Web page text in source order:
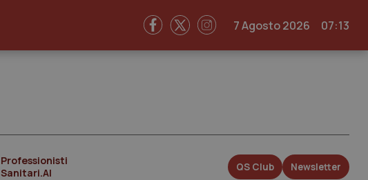
7 Agosto 2026 07:13
Professionisti
Sanitari.AI
QS Club Newsletter